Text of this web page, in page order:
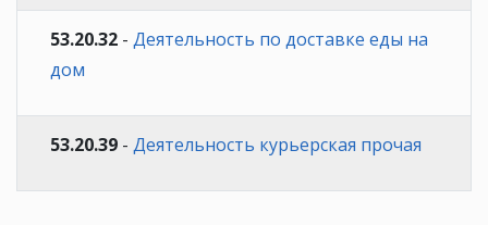
53.20.32 - Деятельность по доставке еды на
дом
53.20.39 - Деятельность курьерская прочая